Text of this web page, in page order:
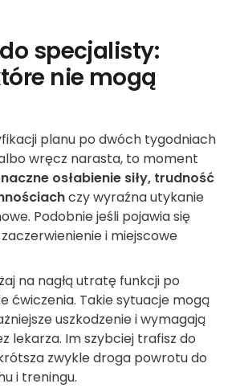
specjalisty:
nie mogą
planu po dwóch tygodniach
wręcz narasta, to moment
osłabienie siły, trudność
czy wyraźna utykanie
Podobnie jeśli pojawia się
i miejscowe
na nagłą utratę funkcji po
ćwiczenia. Takie sytuacje mogą
uszkodzenie i wymagają
lekarza. Im szybciej trafisz do
zwykle droga powrotu do
i treningu.